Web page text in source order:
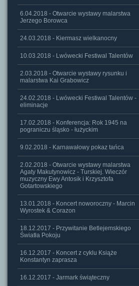
6.04.2018 - Otwarcie wystawy malarstwa
Jerzego Borowca
24.03.2018 - Kiermasz wielkanocny
10.03.2018 - Lwówecki Festiwal Talentów
2.03.2018 - Otwarcie wystawy rysunku i
malarstwa Kai Grabowicz
24.02.2018 - Lwówecki Festiwal Talentów -
eliminacje
17.02.2018 - Konferencja: Rok 1945 na
pograniczu śląsko - łużyckim
9.02.2018 - Karnawałowy pokaz tańca
2.02.2018 - Otwarcie wystawy malarstwa
Agaty Makutynowicz - Turskiej. Wieczór
muzyczny Ewy Antosik i Krzysztofa
Gotartowskiego
13.01.2018 - Koncert noworoczny - Marcin
Wyrostek & Corazon
18.12.2017 - Przywitanie Betlejemskiego
Światła Pokoju
16.12.2017 - Koncert z cyklu Książe
Konstantyn zaprasza
16.12.2017 - Jarmark świąteczny